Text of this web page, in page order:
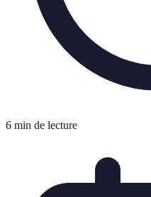
6 min de lecture